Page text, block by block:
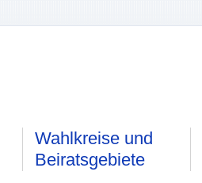
Wahlkreise und
Beiratsgebiete